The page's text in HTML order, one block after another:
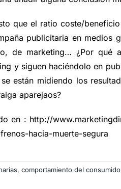
que el ratio coste/
publicitaria en medios
de marketing… ¿Por qué
y siguen haciéndolo en
están midiendo los
aparejaos?
en : http://
hacia-muerte-segura
, comportamiento del